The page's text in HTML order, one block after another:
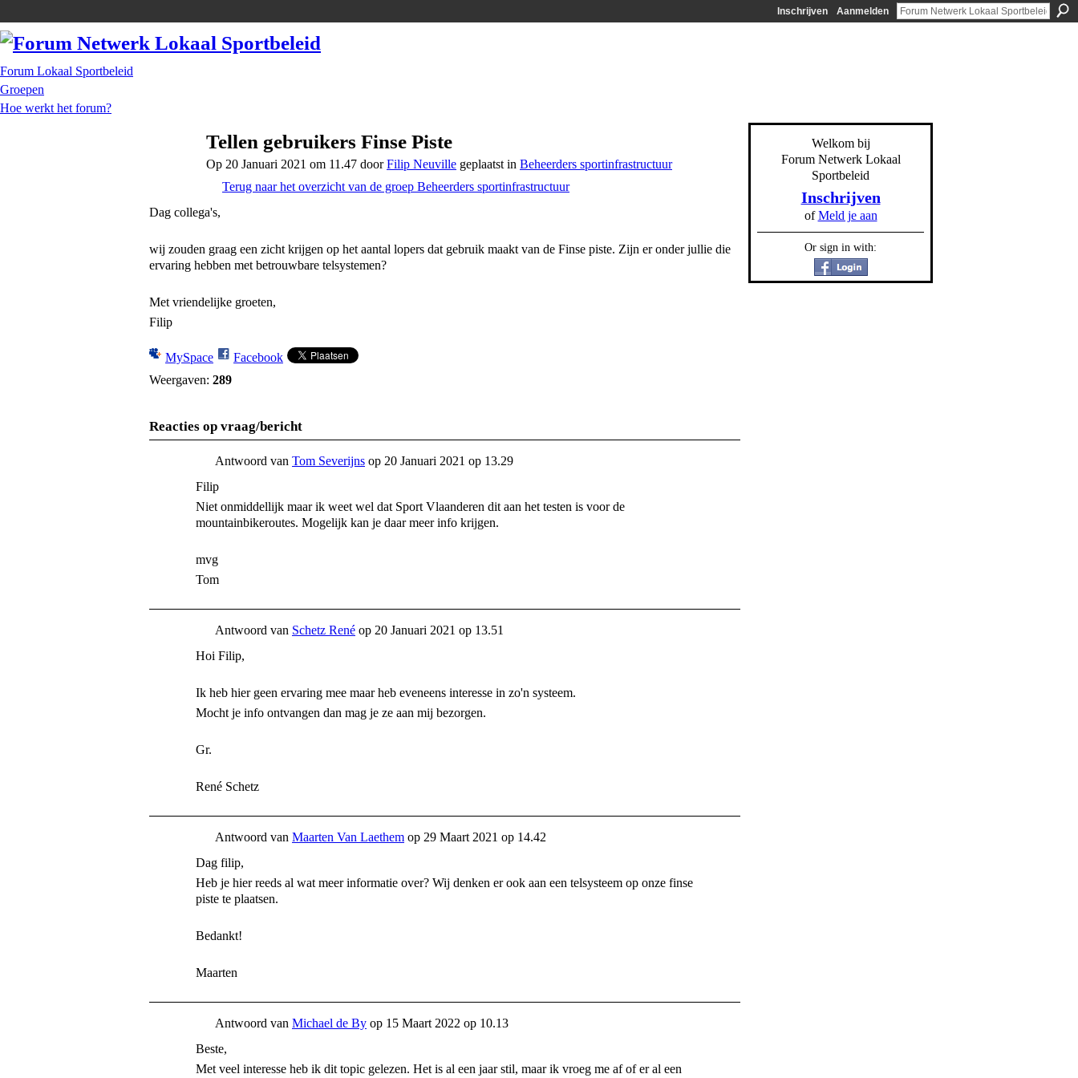
Inschrijven Aanmelden
Forum Lokaal Sportbeleid
Groepen
Hoe werkt het forum?
Tellen gebruikers Finse Piste
Op 20 Januari 2021 om 11.47 doorFilip Neuville geplaatst in Beheerders sportinfrastructuur
Terug naar het overzicht van de groep Beheerders sportinfrastructuur
Dag collega's,
wij zouden graag een zicht krijgen op het aantal lopers dat gebruik maakt van de Finse piste. Zijn er onder jullie die
ervaring hebben met betrouwbare telsystemen?
Met vriendelijke groeten,
Filip
MySpace
Facebook
Weergaven: 289
Reacties op vraag/bericht
Antwoord van Tom Severijns op 20 Januari 2021 op 13.29
Filip
Niet onmiddellijk maar ik weet wel dat Sport Vlaanderen dit aan het testen is voor de
mountainbikeroutes. Mogelijk kan je daar meer info krijgen.
mvg
Tom
Antwoord van Schetz René op 20 Januari 2021 op 13.51
Hoi Filip,
Ik heb hier geen ervaring mee maar heb eveneens interesse in zo'n systeem.
Mocht je info ontvangen dan mag je ze aan mij bezorgen.
Gr.
René Schetz
Antwoord van Maarten Van Laethem op 29 Maart 2021 op 14.42
Dag filip,
Heb je hier reeds al wat meer informatie over? Wij denken er ook aan een telsysteem op onze finse
piste te plaatsen.
Bedankt!
Maarten
Antwoord van Michael de By op 15 Maart 2022 op 10.13
Beste,
Met veel interesse heb ik dit topic gelezen. Het is al een jaar stil, maar ik vroeg me af of er al een
Welkom bij
Forum Netwerk Lokaal
Sportbeleid
Inschrijven
ofMeld je aan
Or sign in with: